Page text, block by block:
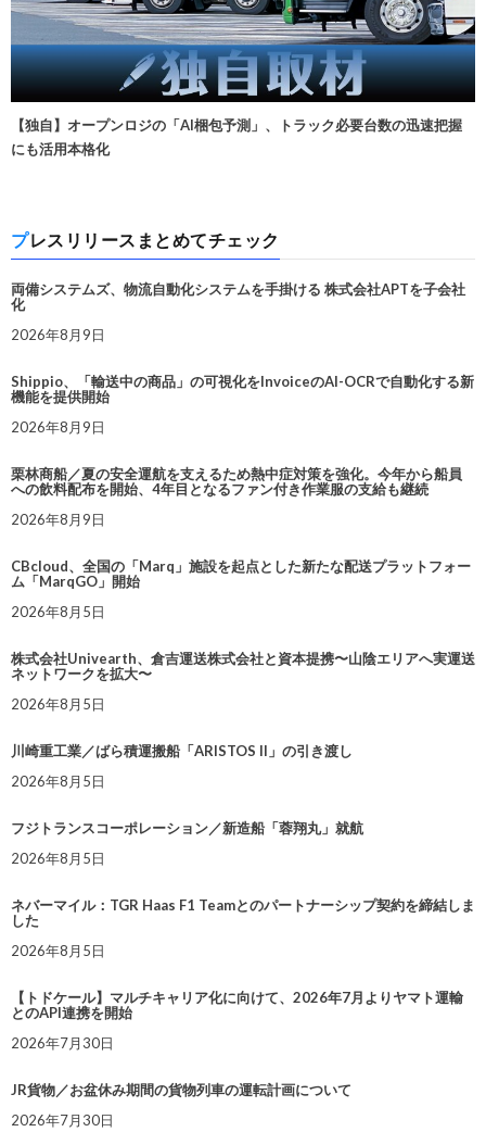
【独自】オープンロジの「AI梱包予測」、トラック必要台数の迅速把握
にも活用本格化
プレスリリースまとめてチェック
両備システムズ、物流自動化システムを手掛ける 株式会社APTを子会社
化
2026年8月9日
Shippio、「輸送中の商品」の可視化をInvoiceのAI-OCRで自動化する新
機能を提供開始
2026年8月9日
栗林商船／夏の安全運航を支えるため熱中症対策を強化。今年から船員
への飲料配布を開始、4年目となるファン付き作業服の支給も継続
2026年8月9日
CBcloud、全国の「Marq」施設を起点とした新たな配送プラットフォー
ム「MarqGO」開始
2026年8月5日
株式会社Univearth、倉吉運送株式会社と資本提携〜山陰エリアへ実運送
ネットワークを拡大〜
2026年8月5日
川崎重工業／ばら積運搬船「ARISTOS II」の引き渡し
2026年8月5日
フジトランスコーポレーション／新造船「蓉翔丸」就航
2026年8月5日
ネバーマイル：TGR Haas F1 Teamとのパートナーシップ契約を締結しま
した
2026年8月5日
【トドケール】マルチキャリア化に向けて、2026年7月よりヤマト運輸
とのAPI連携を開始
2026年7月30日
JR貨物／お盆休み期間の貨物列車の運転計画について
2026年7月30日